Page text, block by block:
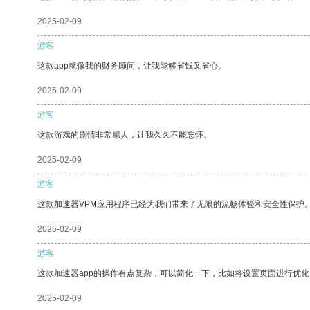
2025-02-09
游客
这款app就像我的财务顾问，让我能够省钱又省心。
2025-02-09
游客
这款游戏的剧情非常感人，让我久久不能忘怀。
2025-02-09
游客
这款加速器VPM应用程序已经为我们带来了无限的流畅体验和安全性保护
2025-02-09
游客
这款加速器app的操作有点复杂，可以简化一下，比如将设置页面进行优
2025-02-09